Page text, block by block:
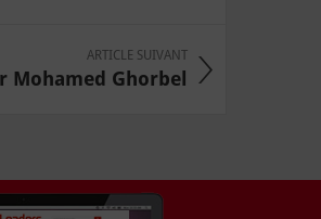
ARTICLE SUIVANT
Mohamed Ghorbel